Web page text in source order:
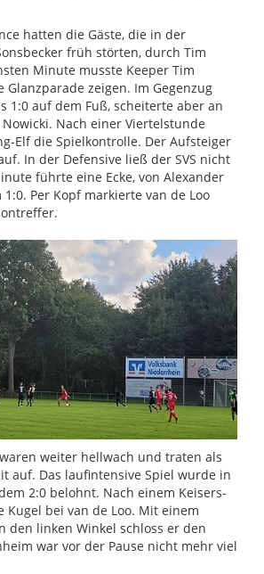
hatten die Gäste, die in der
früh störten, durch Tim
Minute musste Keeper Tim
Glanzparade zeigen. Im Gegenzug
1:0 auf dem Fuß, scheiterte aber an
Nach einer Viertelstunde
Elf die Spielkontrolle. Der Aufsteiger
In der Defensive ließ der SVS nicht
führte eine Ecke, von Alexander
Per Kopf markierte van de Loo
weiter hellwach und traten als
auf. Das laufintensive Spiel wurde in
2:0 belohnt. Nach einem Keisers-
Kugel bei van de Loo. Mit einem
den linken Winkel schloss er den
war vor der Pause nicht mehr viel